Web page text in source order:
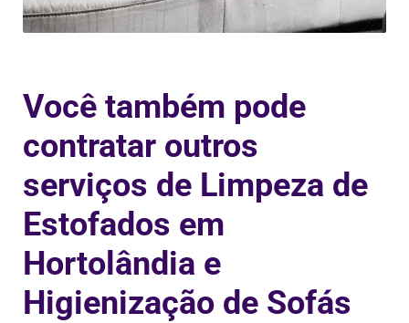
Você também pode
contratar outros
serviços de Limpeza de
Estofados em
Hortolândia e
Higienização de Sofás